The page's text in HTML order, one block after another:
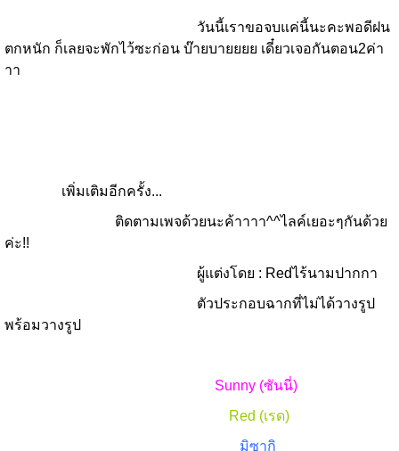
วันนี้เราขอจบแค่นี้นะคะพอดีฝน
ตกหนัก ก็เลยจะพักไว้ซะก่อน บ๊ายบายยยย เดี๋ยวเจอกันตอน2ค่า
าา
เพิ่มเติมอีกครั้ง...
ติดตามเพจด้วยนะค้าาาา^^ไลค์เยอะๆกันด้วย
ค่ะ!!
ผู้แต่งโดย : Redไร้นามปากกา
ตัวประกอบฉากที่ไม่ได้วางรูป
พร้อมวางรูป
Sunny (ซันนี่)
Red (เรด)
มิซากิ